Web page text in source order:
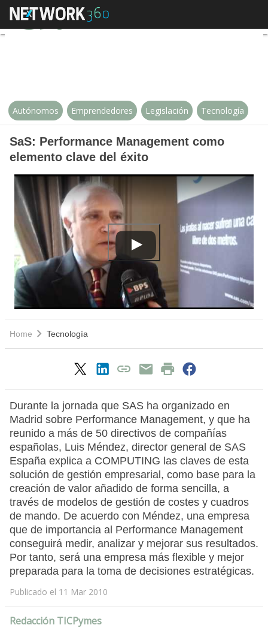
SaS: Performance Management
Autónomos Emprendedores Legislación Tecnología
SaS: Performance Management como
elemento clave del éxito
Home Tecnología
Durante la jornada que SAS ha organizado en
Madrid sobre Performance Management, y que ha
reunido a más de 50 directivos de compañías
españolas, Luis Méndez, director general de SAS
España explica a COMPUTING las claves de esta
solución de gestión empresarial, como base para la
creación de valor añadido de forma sencilla, a
través de modelos de gestión de costes y cuadros
de mando. De acuerdo con Méndez, una empresa
que de importancia al Performance Management
conseguirá medir, analizar y mejorar sus resultados.
Por tanto, será una empresa más flexible y mejor
preparada para la toma de decisiones estratégicas.
Publicado el 11 Mar 2010
Redacción TICPymes